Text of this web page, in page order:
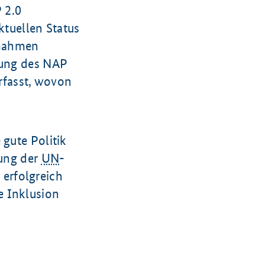
2.0
Status
des NAP
wovon
gute Politik
der UN-
Inklusion